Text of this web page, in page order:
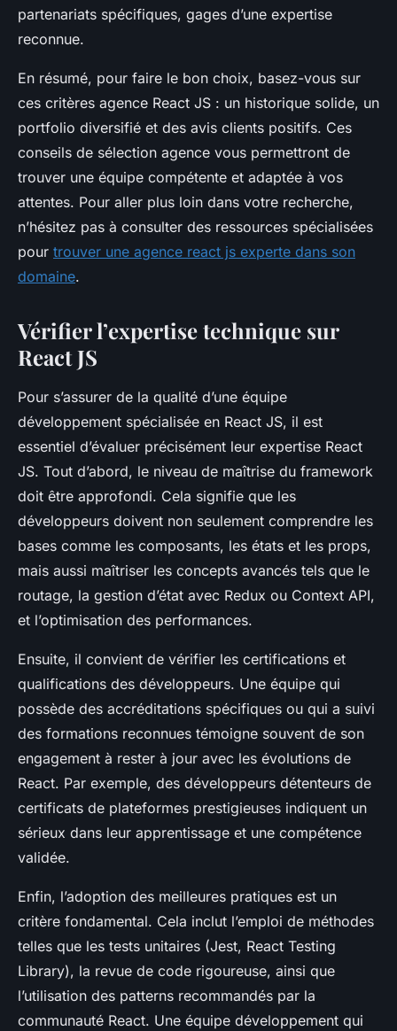
partenariats spécifiques, gages d’une expertise
reconnue.
En résumé, pour faire le bon choix, basez-vous sur
ces critères agence React JS : un historique solide, un
portfolio diversifié et des avis clients positifs. Ces
conseils de sélection agence vous permettront de
trouver une équipe compétente et adaptée à vos
attentes. Pour aller plus loin dans votre recherche,
n’hésitez pas à consulter des ressources spécialisées
pour trouver une agence react js experte dans son
domaine.
Vérifier l’expertise technique sur
React JS
Pour s’assurer de la qualité d’une équipe
développement spécialisée en React JS, il est
essentiel d’évaluer précisément leur expertise React
JS. Tout d’abord, le niveau de maîtrise du framework
doit être approfondi. Cela signifie que les
développeurs doivent non seulement comprendre les
bases comme les composants, les états et les props,
mais aussi maîtriser les concepts avancés tels que le
routage, la gestion d’état avec Redux ou Context API,
et l’optimisation des performances.
Ensuite, il convient de vérifier les certifications et
qualifications des développeurs. Une équipe qui
possède des accréditations spécifiques ou qui a suivi
des formations reconnues témoigne souvent de son
engagement à rester à jour avec les évolutions de
React. Par exemple, des développeurs détenteurs de
certificats de plateformes prestigieuses indiquent un
sérieux dans leur apprentissage et une compétence
validée.
Enfin, l’adoption des meilleures pratiques est un
critère fondamental. Cela inclut l’emploi de méthodes
telles que les tests unitaires (Jest, React Testing
Library), la revue de code rigoureuse, ainsi que
l’utilisation des patterns recommandés par la
communauté React. Une équipe développement qui